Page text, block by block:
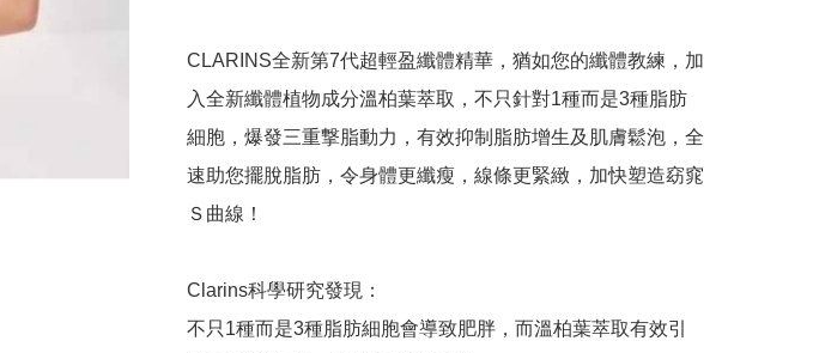
CLARINS全新第7代超輕盈纖體精華，猶如您的纖體教練，加
入全新纖體植物成分溫柏葉萃取，不只針對1種而是3種脂肪
細胞，爆發三重撃脂動力，有效抑制脂肪增生及肌膚鬆泡，全
速助您擺脫脂肪，令身體更纖瘦，線條更緊緻，加快塑造窈窕
Ｓ曲線！
Clarins科學研究發現：
不只1種而是3種脂肪細胞會導致肥胖，而溫柏葉萃取有效引